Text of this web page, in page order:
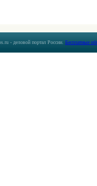
- деловой портал России. Бесплатные